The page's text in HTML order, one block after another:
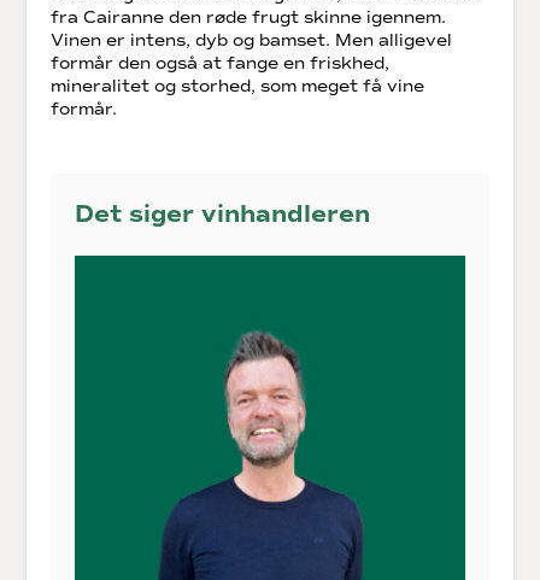
fra Cairanne den røde frugt skinne igennem.
Vinen er intens, dyb og bamset. Men alligevel
formår den også at fange en friskhed,
mineralitet og storhed, som meget få vine
formår.
Det siger vinhandleren